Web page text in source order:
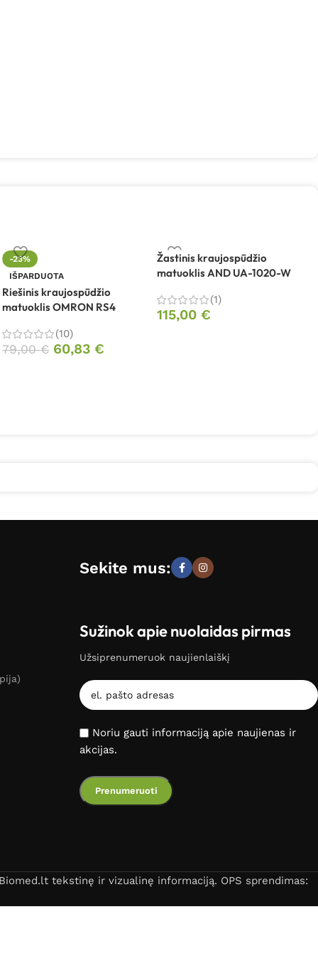
-23%
IŠPARDUOTA
Riešinis kraujospūdžio
matuoklis OMRON RS4
(10)
79,00€ 60,83€
Žastinis kraujospūdžio
matuoklis AND UA-1020-W
(1)
115,00 €
Sekite mus:
Sužinok apie nuolaidas pirmas
Užsiprenumeruok naujienlaiškį
Noriu gauti informaciją apie naujienas ir
akcijas.
tekstinę ir vizualinę informaciją. OPS sprendimas: